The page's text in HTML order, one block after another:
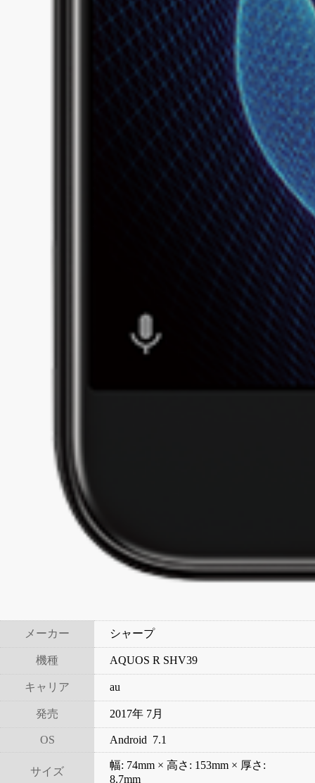
メーカー シャープ
機種 AQUOS R SHV39
キャリア au
発売 2017年 7月
OS Android 7.1
サイズ
幅: 74mm × 高さ: 153mm × 厚さ:
8.7mm